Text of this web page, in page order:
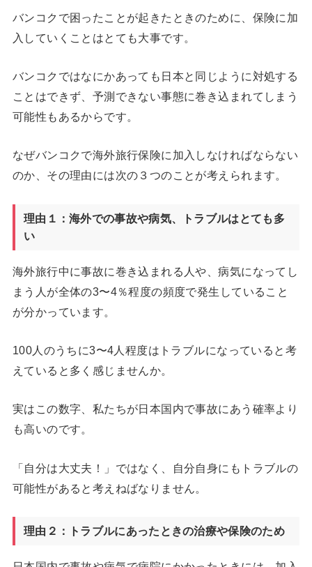
バンコクで困ったことが起きたときのために、保険に加
入していくことはとても大事です。
バンコクではなにかあっても日本と同じように対処する
ことはできず、予測できない事態に巻き込まれてしまう
可能性もあるからです。
なぜバンコクで海外旅行保険に加入しなければならない
のか、その理由には次の３つのことが考えられます。
理由１：海外での事故や病気、トラブルはとても多
い
海外旅行中に事故に巻き込まれる人や、病気になってし
まう人が全体の3〜4％程度の頻度で発生していること
が分かっています。
100人のうちに3〜4人程度はトラブルになっていると考
えていると多く感じませんか。
実はこの数字、私たちが日本国内で事故にあう確率より
も高いのです。
「自分は大丈夫！」ではなく、自分自身にもトラブルの
可能性があると考えねばなりません。
理由２：トラブルにあったときの治療や保険のため